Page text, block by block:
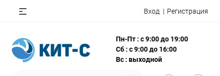
Вход Регистрация
Пн-Пт : с 9:00 до 19:00
Сб : с 9:00 до 16:00
Вс : выходной